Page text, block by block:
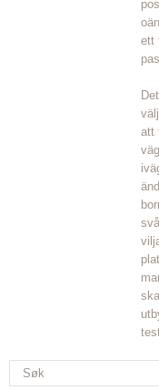
ett
att